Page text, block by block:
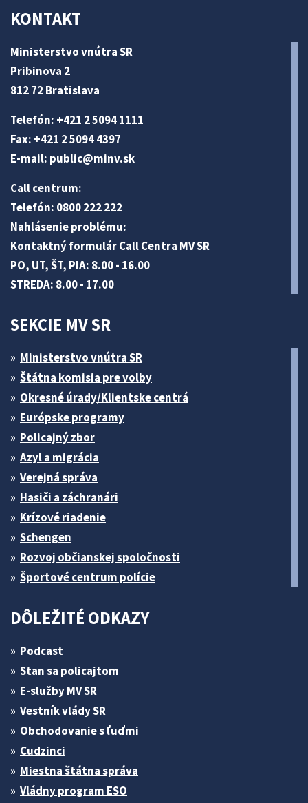
KONTAKT
Ministerstvo vnútra SR
Pribinova 2
812 72 Bratislava
Telefón: +421 2 5094 1111
Fax: +421 2 5094 4397
E-mail: public@minv.sk
Call centrum:
Telefón: 0800 222 222
Nahlásenie problému:
Kontaktný formulár Call Centra MV SR
PO, UT, ŠT, PIA: 8.00 - 16.00
STREDA: 8.00 - 17.00
SEKCIE MV SR
Ministerstvo vnútra SR
Štátna komisia pre volby
Okresné úrady/Klientske centrá
Európske programy
Policajný zbor
Azyl a migrácia
Verejná správa
Hasiči a záchranári
Krízové riadenie
Schengen
Rozvoj občianskej spoločnosti
Športové centrum polície
DÔLEŽITÉ ODKAZY
Podcast
Stan sa policajtom
E-služby MV SR
Vestník vlády SR
Obchodovanie s ľuďmi
Cudzinci
Miestna štátna správa
Vládny program ESO